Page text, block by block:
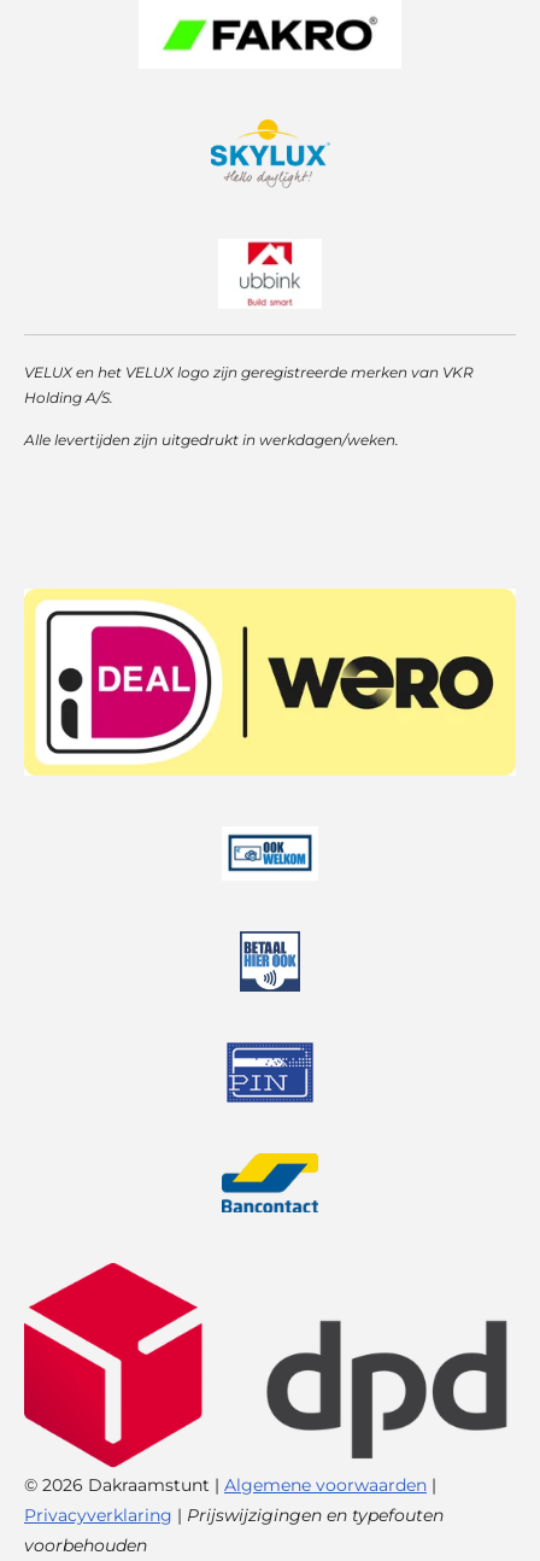
VELUX en het VELUX logo zijn geregistreerde merken van VKR
Holding A/S.
Alle levertijden zijn uitgedrukt in werkdagen/weken.
© 2026 Dakraamstunt | Algemene voorwaarden |
Privacyverklaring | Prijswijzigingen en typefouten
voorbehouden